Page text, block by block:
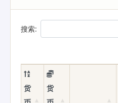
搜索:
货
货